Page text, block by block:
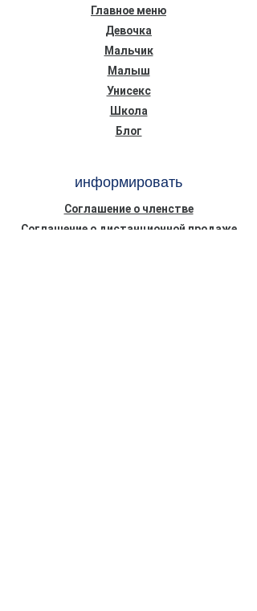
Главное меню
Девочка
Мальчик
Малыш
Унисекс
Школа
Блог
информировать
Соглашение о членстве
Соглашение о дистанционной продаже